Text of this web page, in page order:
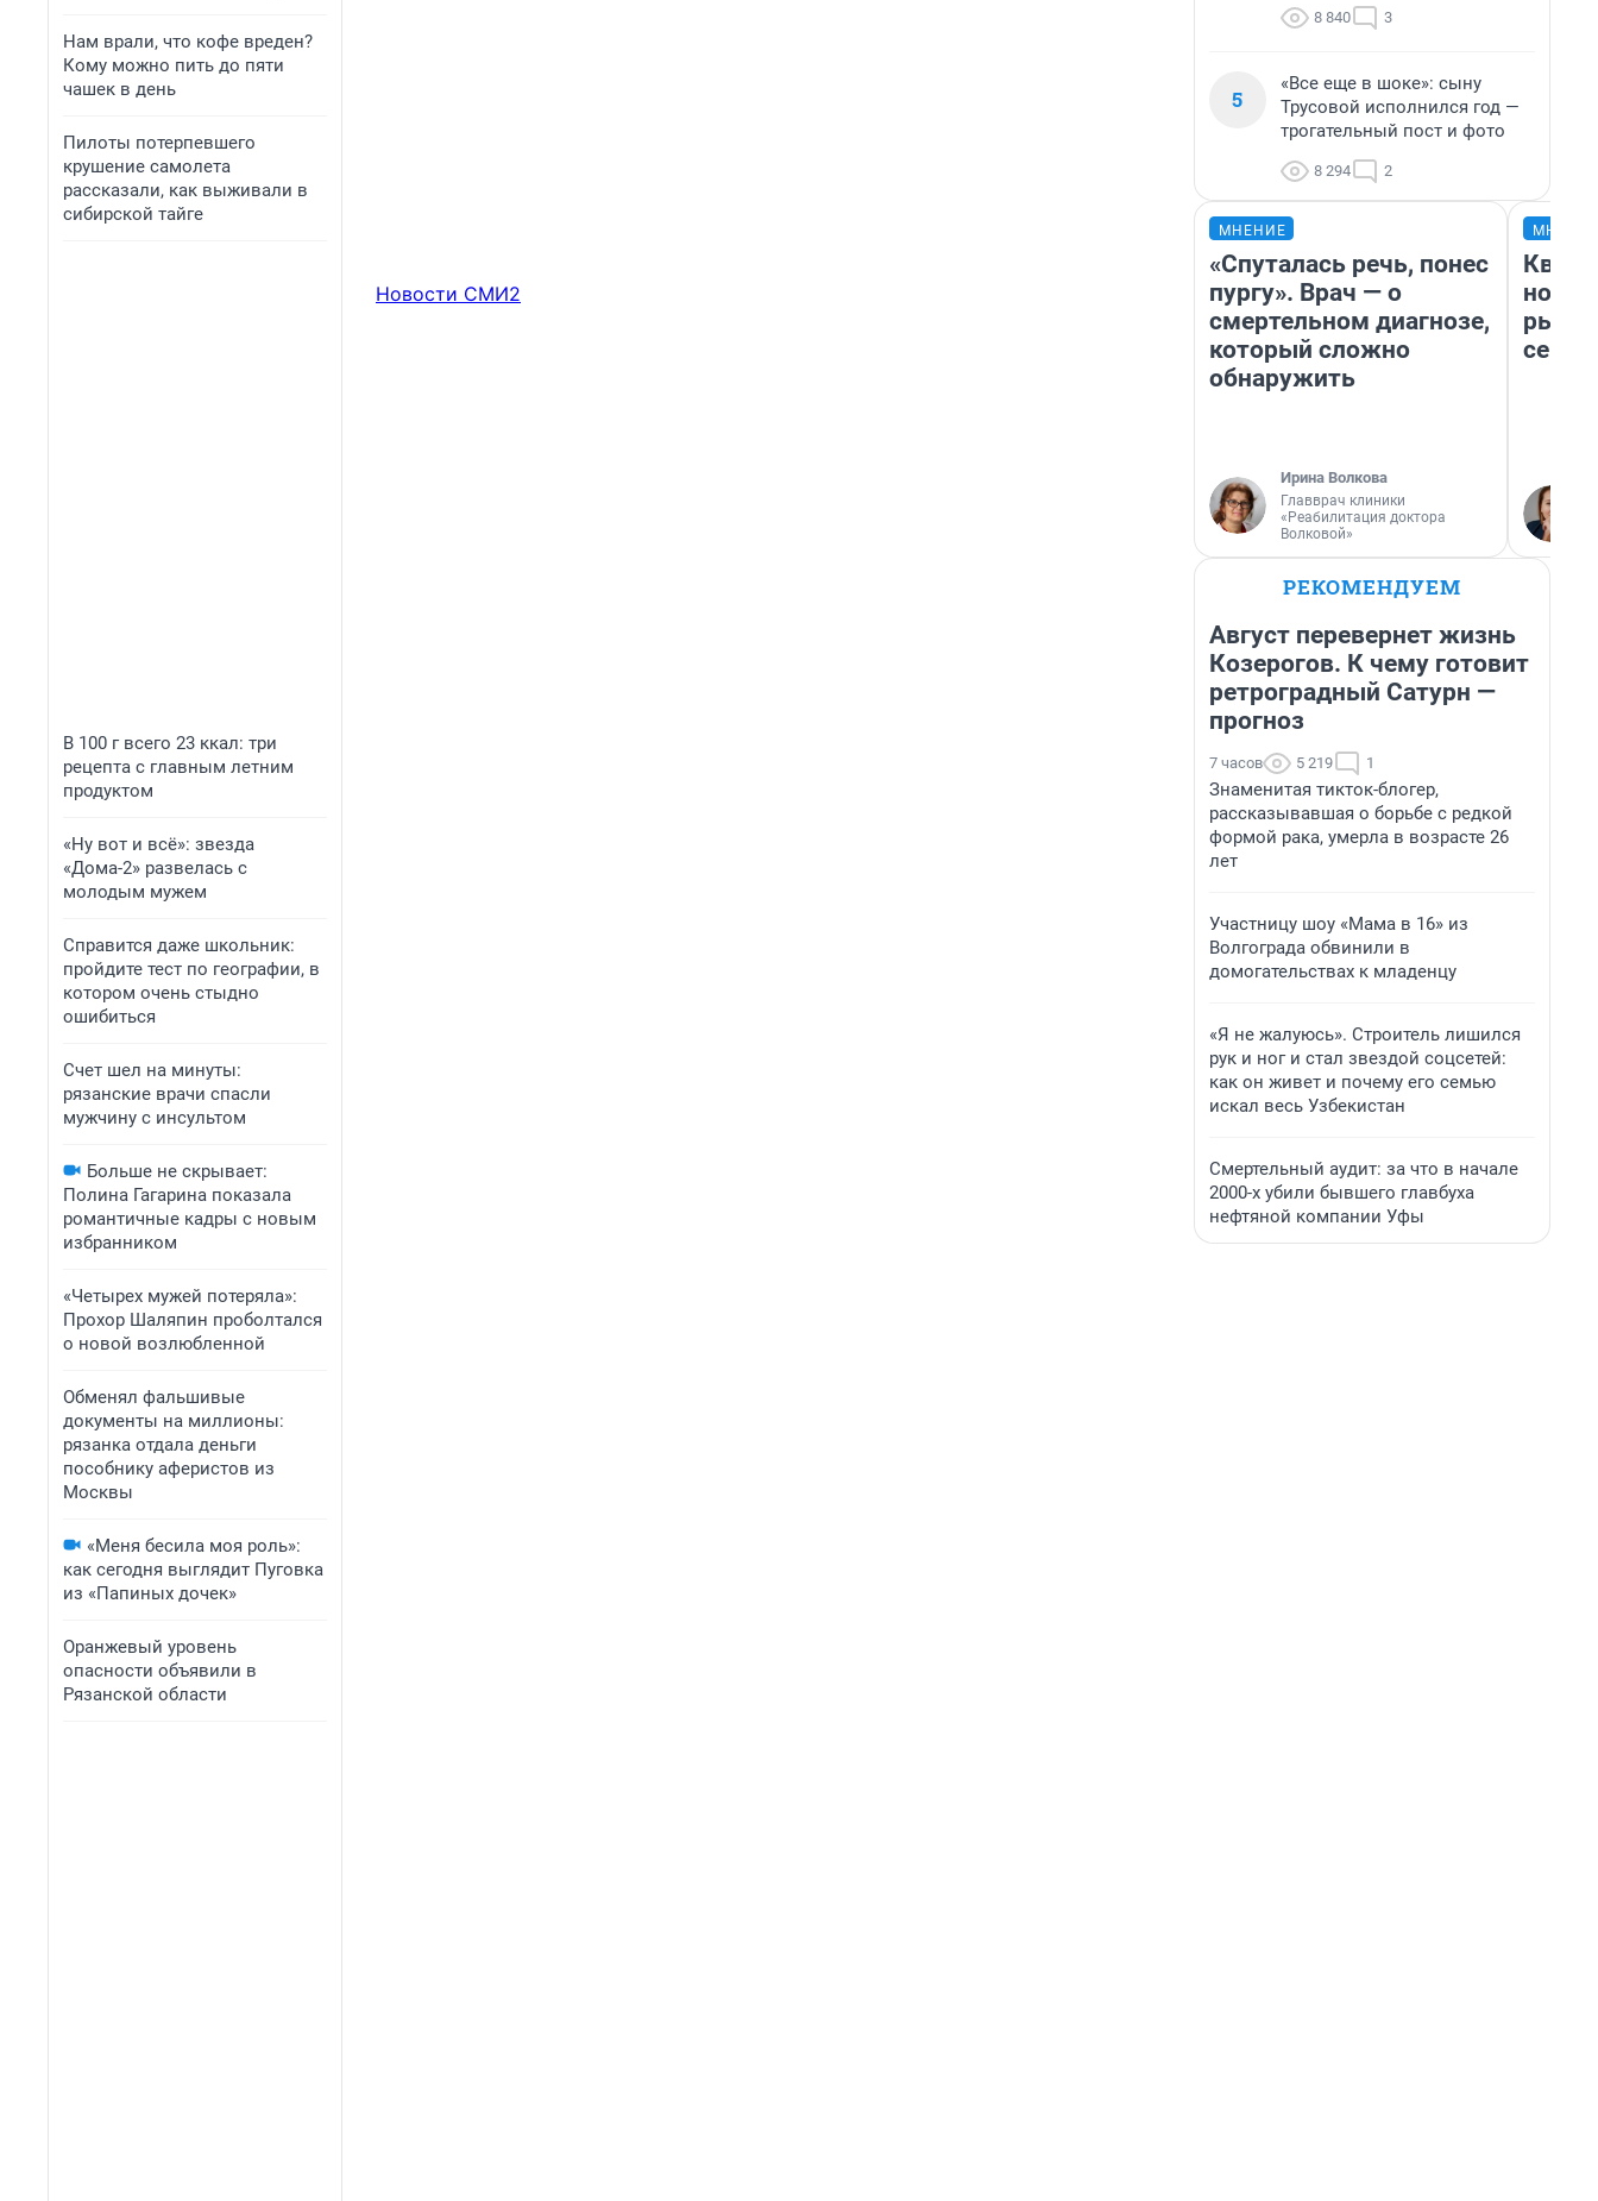
Нам врали, что кофе вреден?
Кому можно пить до пяти
чашек в день
Пилоты потерпевшего
крушение самолета
рассказали, как выживали в
сибирской тайге
В 100 г всего 23 ккал: три
рецепта с главным летним
продуктом
«Ну вот и всё»: звезда
«Дома-2» развелась с
молодым мужем
Справится даже школьник:
пройдите тест по географии, в
котором очень стыдно
ошибиться
Счет шел на минуты:
рязанские врачи спасли
мужчину с инсультом
Больше не скрывает:
Полина Гагарина показала
романтичные кадры с новым
избранником
«Четырех мужей потеряла»:
Прохор Шаляпин проболтался
о новой возлюбленной
Обменял фальшивые
документы на миллионы:
рязанка отдала деньги
пособнику аферистов из
Москвы
«Меня бесила моя роль»:
как сегодня выглядит Пуговка
из «Папиных дочек»
Оранжевый уровень
опасности объявили в
Рязанской области
Новости СМИ2
8 840 3
5
«Все еще в шоке»: сыну
Трусовой исполнился год —
трогательный пост и фото
8 294 2
МНЕНИЕ
«Спуталась речь, понес
пургу». Врач — о
смертельном диагнозе,
который сложно
обнаружить
Ирина Волкова
Главврач клиники
«Реабилитация доктора
Волковой»
но
РЕКОМЕНДУЕМ
Август перевернет жизнь
Козерогов. К чему готовит
ретроградный Сатурн —
прогноз
7 часов 5 219 1
Знаменитая тикток-блогер,
рассказывавшая о борьбе с редкой
формой рака, умерла в возрасте 26
лет
Участницу шоу «Мама в 16» из
Волгограда обвинили в
домогательствах к младенцу
«Я не жалуюсь». Строитель лишился
рук и ног и стал звездой соцсетей:
как он живет и почему его семью
искал весь Узбекистан
Смертельный аудит: за что в начале
2000-х убили бывшего главбуха
нефтяной компании Уфы